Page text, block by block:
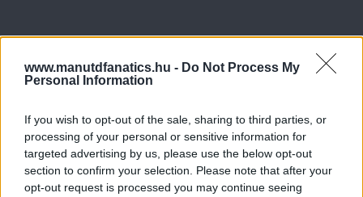
www.manutdfanatics.hu - Do Not Process My
Personal Information
If you wish to opt-out of the sale, sharing to third parties, or
processing of your personal or sensitive information for
targeted advertising by us, please use the below opt-out
section to confirm your selection. Please note that after your
opt-out request is processed you may continue seeing